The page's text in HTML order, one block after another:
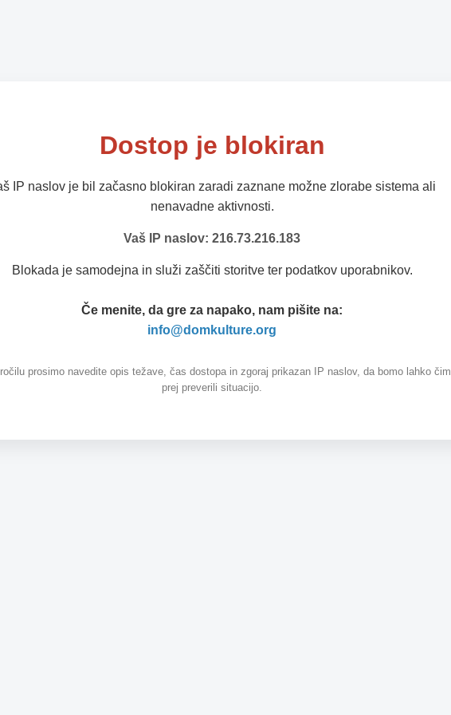
Dostop je blokiran
IP naslov je bil začasno blokiran zaradi zaznane možne zlorabe sistema ali
nenavadne aktivnosti.
Vaš IP naslov: 216.73.216.183
Blokada je samodejna in služi zaščiti storitve ter podatkov uporabnikov.
Če menite, da gre za napako, nam pišite na:
info@domkulture.org
prosimo navedite opis težave, čas dostopa in zgoraj prikazan IP naslov, da bomo lahko čim
prej preverili situacijo.